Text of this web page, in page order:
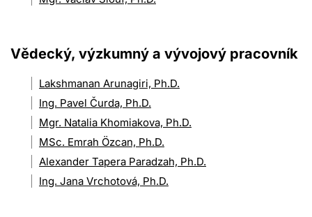
Vědecký, výzkumný a vývojový pracovník
Lakshmanan Arunagiri, Ph.D.
Ing. Pavel Čurda, Ph.D.
Mgr. Natalia Khomiakova, Ph.D.
MSc. Emrah Özcan, Ph.D.
Alexander Tapera Paradzah, Ph.D.
Ing. Jana Vrchotová, Ph.D.